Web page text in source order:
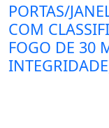
PORTAS/
COM
FOGO DE 30